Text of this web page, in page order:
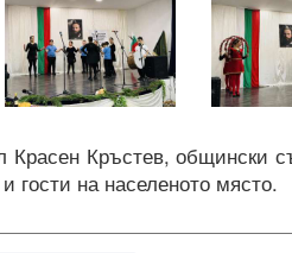
Красен Кръстев, общински
гости на населеното място.